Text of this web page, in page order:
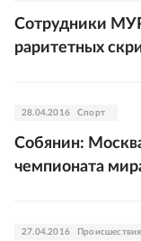
Сотрудники
раритетных
28.04.2016 Спорт
Собянин:
чемпионата
27.04.2016 Происшествия